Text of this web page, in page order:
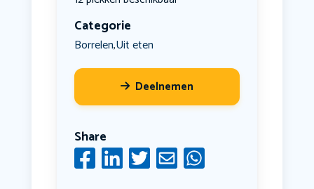
Categorie
Borrelen,Uit eten
Deelnemen
Share